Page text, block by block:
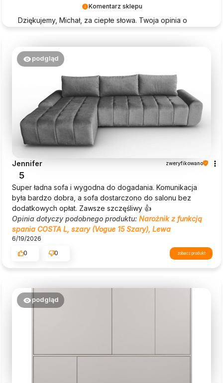
Komentarz sklepu
Dziękujemy, Michał, za ciepłe słowa. Twoja opinia o
podgląd
Jennifer zweryfikowano
5
Super ładna sofa i wygodna do dogadania. Komunikacja
była bardzo dobra, a sofa dostarczono do salonu bez
dodatkowych opłat. Zawsze szczęśliwy 👍
Opinia dotyczy podobnego produktu: Narożnik z funkcją
spania COSTA L, szary (Vogue 15 Szary), Lewa
6/19/2026
0
0 zobacz produkt
podgląd